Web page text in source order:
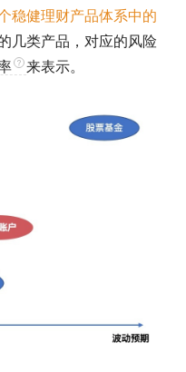
稳健理财产品体系中的
几类产品，对应的风险
来表示。